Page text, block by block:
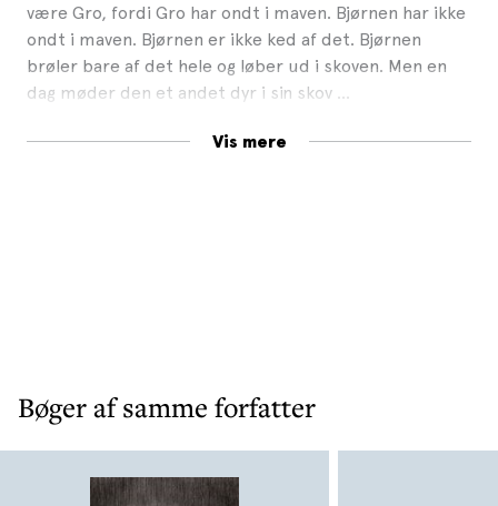
være Gro, fordi Gro har ondt i maven. Bjørnen har ikke
ondt i maven. Bjørnen er ikke ked af det. Bjørnen
brøler bare af det hele og løber ud i skoven. Men en
dag møder den et andet dyr i sin skov …
Pressen skriver:
»Det er godt med fortællinger til børn om, at man
godt må brøle igennem, hvis de store opfører sig
dumt.«
- Ida Dybdahl,Politiken
Vis mere
Bøger af samme forfatter